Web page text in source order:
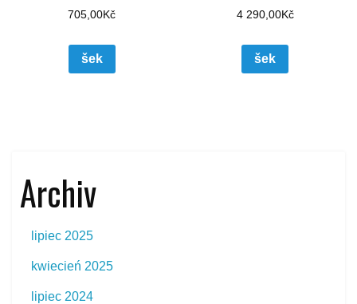
705,00Kč
šek
4 290,00Kč
šek
Archiv
lipiec 2025
kwiecień 2025
lipiec 2024